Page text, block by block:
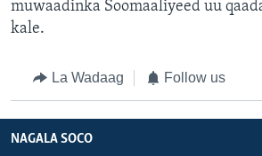
muwaadinka Soomaaliyeed uu
kale.
La Wadaag Follow us
NAGALA SOCO